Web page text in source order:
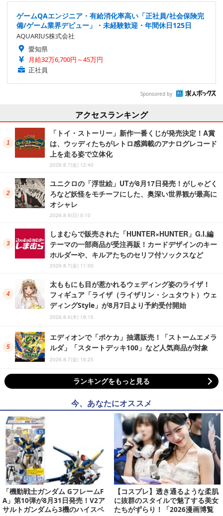
ゲームQAエンジニア・有給消化率高い「正社員/社会保険完
備/ゲーム業界デビュー」・未経験歓迎・年間休日125日
AQUARIUS株式会社
愛知県
月給32万6,700円～45万円
正社員
Sponsored by
アクセスランキング
「トイ・ストーリー」新作一番くじが発売決定！A賞
は、ウッディたちがレトロ感満載のアナログレコード
上を走る姿で立体化
2026.8.7(金) 12:40
ユニクロの「浮世絵」UTが8月17日発売！がしゃどく
ろなど妖怪をモチーフにした、奥深い世界観が最高に
オシャレ
2026.8.9(日) 0:10
しまむらで販売された「HUNTER×HUNTER」G.I.編
テーマの一部商品が受注再販！カードデザインのキー
ホルダーや、キルアたちのセリフ付ソックスなど
2026.8.7(金) 11:00
太ももにも目が惹かれるウェディング姿のライザ！
フィギュア「ライザ（ライザリン・シュタウト）ウェ
ディングStyle」が8月7日より予約受付開始
2026.8.6(木) 19:15
エディオンで「ポケカ」抽選販売！「ストームエメラ
ルダ」「スタートデッキ100」など人気商品が対象
2026.8.7(金) 16:25
ランキングをもっと見る
今、あなたにオススメ
「機動戦士ガンダム GフレームF
A」第10弾が8月31日発売！V2ア
サルトガンダムら3機のハイスペ
【コスプレ】透き通るような柔肌
に抜群のスタイルで魅了する美女
たちがずらり！「2026漫画博覧